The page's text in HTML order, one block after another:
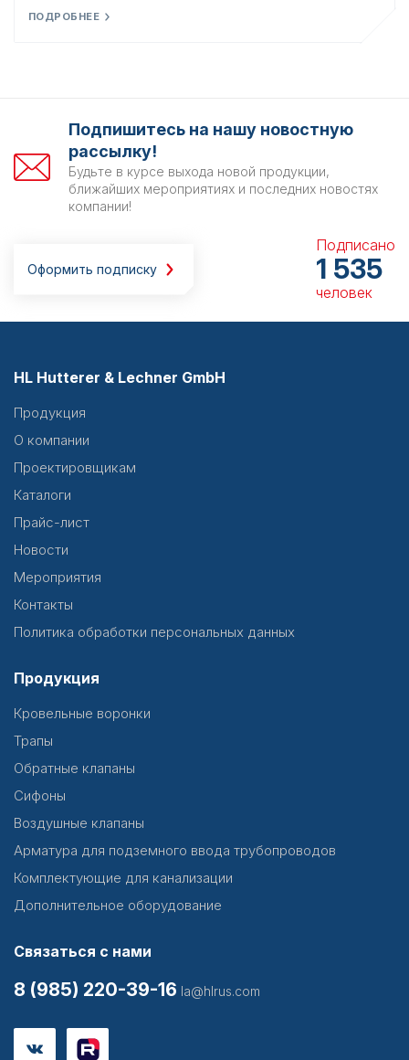
ПОДРОБНЕЕ
Подпишитесь на нашу новостную
рассылку!
Будьте в курсе выхода новой продукции,
ближайших мероприятиях и последних новостях
компании!
Оформить подписку
Подписано
1 535
человек
HL Hutterer & Lechner GmbH
Продукция
О компании
Проектировщикам
Каталоги
Прайс-лист
Новости
Мероприятия
Контакты
Политика обработки персональных данных
Продукция
Кровельные воронки
Трапы
Обратные клапаны
Сифоны
Воздушные клапаны
Арматура для подземного ввода трубопроводов
Комплектующие для канализации
Дополнительное оборудование
Связаться с нами
8 (985) 220-39-16 la@hlrus.com